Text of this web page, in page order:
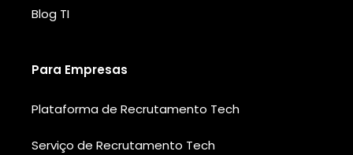
Blog TI
Para Empresas
Plataforma de Recrutamento Tech
Serviço de Recrutamento Tech